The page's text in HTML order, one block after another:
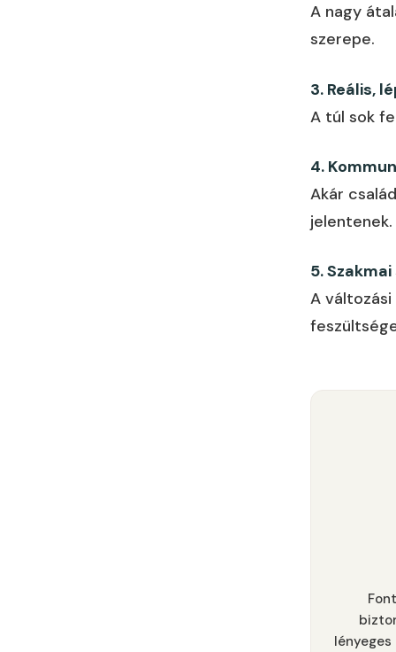
A nagy
szerepe.
3. Reális,
A túl sok
4.
Akár
jelentenek.
5.
A